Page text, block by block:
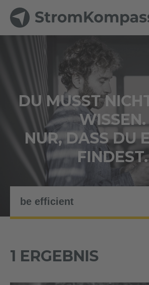
DU MUSST
WISSEN.
NUR, DASS DU
FINDEST.
1 ERGEBNIS